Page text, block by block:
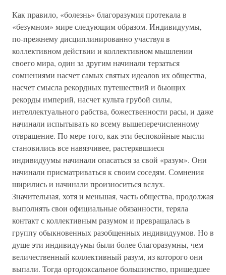
Как правило, «болезнь» благоразумия протекала в
«безумном» мире следующим образом. Индивидуумы,
по-прежнему дисциплинированно участвуя в
коллективном действии и коллективном мышлении
своего мира, один за другим начинали терзаться
сомнениями насчет самых святых идеалов их общества,
насчет смысла рекордных путешествий и бьющих
рекорды империй, насчет культа грубой силы,
интеллектуального рабства, божественности расы, и даже
начинали испытывать ко всему вышеперечисленному
отвращение. По мере того, как эти беспокойные мысли
становились все навязчивее, растерявшиеся
индивидуумы начинали опасаться за свой «разум». Они
начинали присматриваться к своим соседям. Сомнения
ширились и начинали произноситься вслух.
Значительная, хотя и меньшая, часть общества, продолжая
выполнять свои официальные обязанности, теряла
контакт с коллективным разумом и превращалась в
группу обыкновенных разобщенных индивидуумов. Но в
душе эти индивидуумы были более благоразумны, чем
величественный коллективный разум, из которого они
выпали. Тогда ортодоксальное большинство, пришедшее